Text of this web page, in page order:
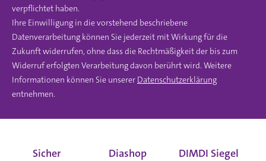
verpflichtet haben.
Ihre Einwilligung in die vorstehend beschriebene
Datenverarbeitung können Sie jederzeit mit Wirkung für die
Zukunft widerrufen, ohne dass die Rechtmäßigkeit der bis zum
Widerruf erfolgten Verarbeitung davon berührt wird. Weitere
Informationen können Sie unserer Datenschutzerklärung
entnehmen.
Sicher
Diashop
DIMDI Siegel